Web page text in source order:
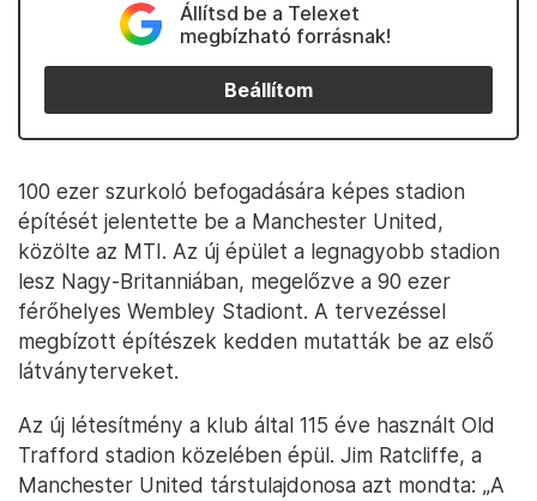
Állítsd be a Telexet
megbízható forrásnak!
Beállítom
100 ezer szurkoló befogadására képes stadion
építését jelentette be a Manchester United,
közölte az MTI. Az új épület a legnagyobb stadion
lesz Nagy-Britanniában, megelőzve a 90 ezer
férőhelyes Wembley Stadiont. A tervezéssel
megbízott építészek kedden mutatták be az első
látványterveket.
Az új létesítmény a klub által 115 éve használt Old
Trafford stadion közelében épül. Jim Ratcliffe, a
Manchester United társtulajdonosa azt mondta: „A